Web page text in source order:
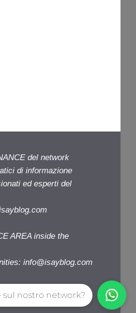
del network
di informazione
ed esperti del
AREA inside the
info@isayblog.com
nostro network?